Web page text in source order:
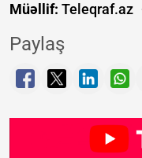
Müəllif: Teleqraf.az
Paylaş